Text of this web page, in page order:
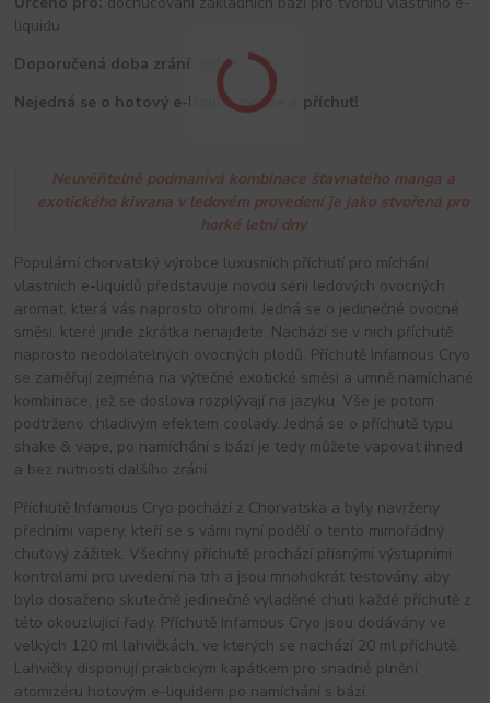
liquidu
Doporučená doba zrání:
týden
Nejedná se o hotový e-liquid, pouze o příchuť!
Neuvěřitelně podmanivá kombinace šťavnatého manga a
exotického kiwana v ledovém provedení je jako stvořená pro
horké letní dny
Populární chorvatský výrobce luxusních příchutí pro míchání
vlastních e-liquidů představuje novou sérii ledových ovocných
aromat, která vás naprosto ohromí. Jedná se o jedinečné ovocné
směsi, které jinde zkrátka nenajdete. Nachází se v nich příchutě
naprosto neodolatelných ovocných plodů. Příchutě Infamous Cryo
se zaměřují zejména na výtečné exotické směsi a umně namíchané
kombinace, jež se doslova rozplývají na jazyku. Vše je potom
podtrženo chladivým efektem coolady. Jedná se o příchutě typu
shake & vape, po namíchání s bází je tedy můžete vapovat ihned
a bez nutnosti dalšího zrání.
Příchutě Infamous Cryo pochází z Chorvatska a byly navrženy
předními vapery, kteří se s vámi nyní podělí o tento mimořádný
chuťový zážitek. Všechny příchutě prochází přísnými výstupními
kontrolami pro uvedení na trh a jsou mnohokrát testovány, aby
bylo dosaženo skutečně jedinečně vyladěné chuti každé příchutě z
této okouzlující řady. Příchutě Infamous Cryo jsou dodávány ve
velkých 120 ml lahvičkách, ve kterých se nachází 20 ml příchutě.
Lahvičky disponují praktickým kapátkem pro snadné plnění
atomizéru hotovým e-liquidem po namíchání s bází.